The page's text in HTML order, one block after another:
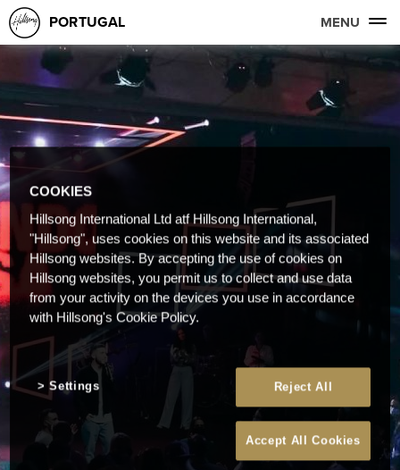
PORTUGAL MENU
COOKIES
Hillsong International Ltd atf Hillsong International,
"Hillsong", uses cookies on this website and its associated
Hillsong websites. By accepting the use of cookies on
Hillsong websites, you permit us to collect and use data
from your activity on the devices you use in accordance
with Hillsong's Cookie Policy.
Reject All
Accept All Cookies
Settings